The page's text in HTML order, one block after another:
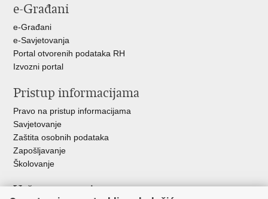
FacebookuTwitteru
e-Građani
e-Građani
e-Savjetovanja
Portal otvorenih podataka RH
Izvozni portal
Pristup informacijama
Pravo na pristup informacijama
Savjetovanje
Zaštita osobnih podataka
Zapošljavanje
Školovanje
Važne poveznice